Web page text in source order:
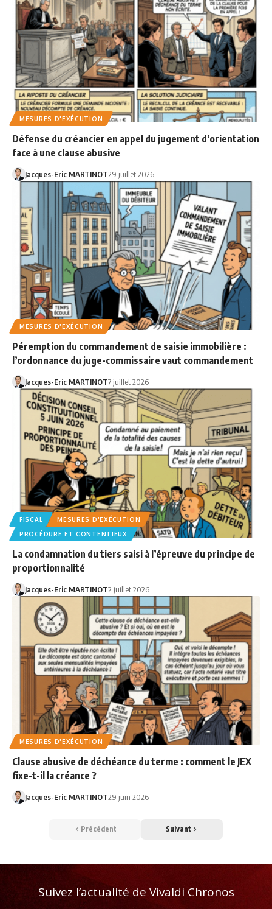
MESURES D'EXÉCUTION
Défense du créancier en appel du jugement d’orientation
face à une clause abusive
Jacques-Eric MARTINOT29 juillet 2026
MESURES D'EXÉCUTION
Péremption du commandement de saisie immobilière :
l’ordonnance du juge-commissaire vaut commandement
Jacques-Eric MARTINOT7 juillet 2026
FISCAL
MESURES D'EXÉCUTION
PROCÉDURE ET CONTENTIEUX
La condamnation du tiers saisi à l’épreuve du principe de
proportionnalité
Jacques-Eric MARTINOT2 juillet 2026
MESURES D'EXÉCUTION
Clause abusive de déchéance du terme : comment le JEX
fixe-t-il la créance ?
Jacques-Eric MARTINOT29 juin 2026
Précédent Suivant
Suivez l’actualité de Vivaldi Chronos